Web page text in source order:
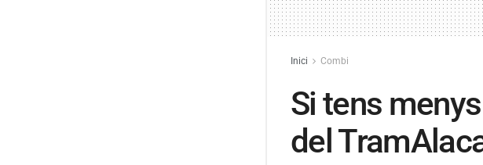
Inici Combi
Si tens
del